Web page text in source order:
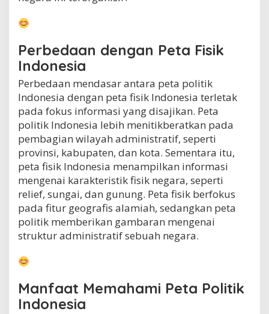
Perbedaan dengan Peta Fisik
Indonesia
Perbedaan mendasar antara peta politik
Indonesia dengan peta fisik Indonesia terletak
pada fokus informasi yang disajikan. Peta
politik Indonesia lebih menitikberatkan pada
pembagian wilayah administratif, seperti
provinsi, kabupaten, dan kota. Sementara itu,
peta fisik Indonesia menampilkan informasi
mengenai karakteristik fisik negara, seperti
relief, sungai, dan gunung. Peta fisik berfokus
pada fitur geografis alamiah, sedangkan peta
politik memberikan gambaran mengenai
struktur administratif sebuah negara.
Manfaat Memahami Peta Politik
Indonesia